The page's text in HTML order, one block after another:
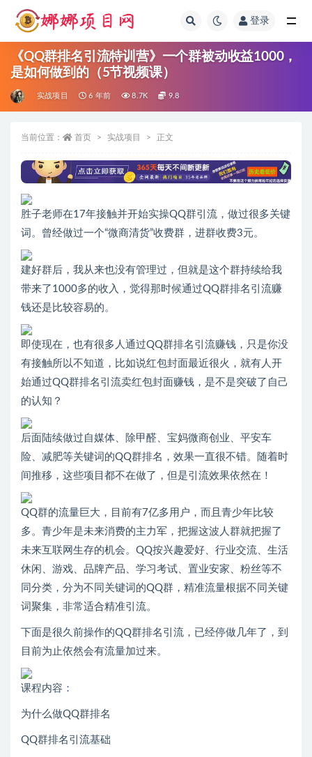
登录
《QQ群排名引流特训营》一个群被动收益1000，
是如何做到的（5节视频课）
实战项目 6 年前 8.7K 9.8
当前位置： 首页 实战项目 正文
胜子老师在17年接触并开始实操QQ群引流，做过很多关键
词。曾经做过一个“微商清货”收费群，进群收费3元。
建好群后，我从来也没有管理过，但就是这个群持续给我
带来了1000多的收入，觉得那时候通过QQ群排名引流赚
钱还是比较容易的。
即使现在，也有很多人通过QQ群排名引流赚钱，只是你没
有接触所以不知道，比如说红包封面最近很火，就有人开
始通过QQ群排名引流卖红包封面赚钱，是不是突破了自己
的认知？
后面陆续做过自媒体、除甲醛、宝妈微商创业、平安车
险、减肥等关键词的QQ群排名，效果一直很不错。随着时
间推移，这些项目都不在做了，但是引流效果依然在！
QQ群的流量巨大，目前有7亿多用户，而且青少年比较
多。青少年是未来消费的主力军，把握这波人群就把握了
未来互联网生存的机会。QQ按兴趣爱好、行业交流、生活
休闲、游戏、品牌产品、学习考试、置业安家、粉丝等不
同分类，分为不同关键词的QQ群，精准流量根据不同关键
词聚集，非常适合精准引流。
下面是很久前操作的QQ群排名引流，已经停做几年了，到
目前为止依然会有流量加过来。
课程内容：
为什么做QQ群排名
QQ群排名引流基础